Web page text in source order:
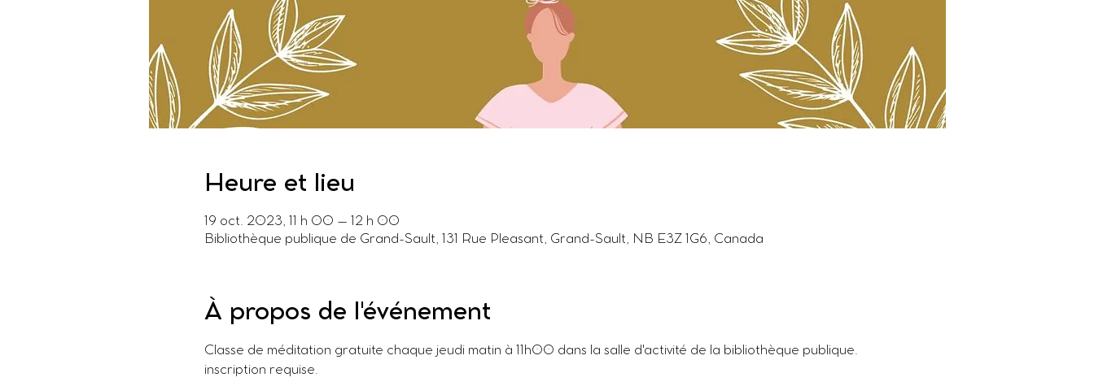
Heure et lieu
19 oct. 2023, 11 h 00 – 12 h 00
Bibliothèque publique de Grand-Sault, 131 Rue Pleasant, Grand-Sault, NB E3Z 1G6, Canada
À propos de l'événement
Classe de méditation gratuite chaque jeudi matin à 11h00 dans la salle d'activité de la bibliothèque publique.
inscription requise.